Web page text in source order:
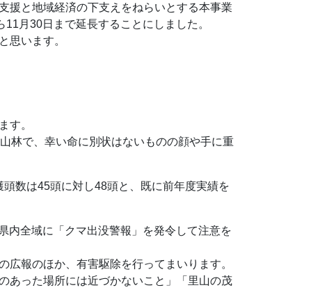
援と地域経済の下支えをねらいとする本事業
月30日まで延長することにしました。
思います。
す。
林で、幸い命に別状はないものの顔や手に重
数は45頭に対し48頭と、既に前年度実績を
内全域に「クマ出没警報」を発令して注意を
報のほか、有害駆除を行ってまいります。
あった場所には近づかないこと」「里山の茂